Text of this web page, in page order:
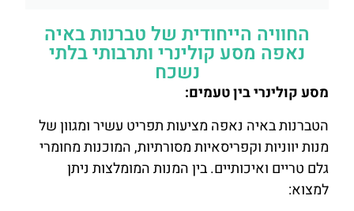
החוויה הייחודית של טברנות באיה
נאפה מסע קולינרי ותרבותי בלתי
נשכח
מסע קולינרי בין טעמים:
הטברנות באיה נאפה מציעות תפריט עשיר ומגוון של
מנות יווניות וקפריסאיות מסורתיות, המוכנות מחומרי
גלם טריים ואיכותיים. בין המנות המומלצות ניתן
למצוא: